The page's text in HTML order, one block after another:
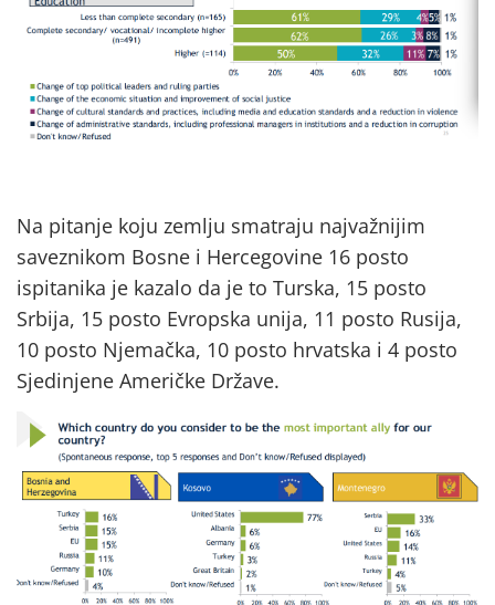
Na pitanje koju zemlju smatraju najvažnijim
saveznikom Bosne i Hercegovine 16 posto
ispitanika je kazalo da je to Turska, 15 posto
Srbija, 15 posto Evropska unija, 11 posto Rusija,
10 posto Njemačka, 10 posto hrvatska i 4 posto
Sjedinjene Američke Države.